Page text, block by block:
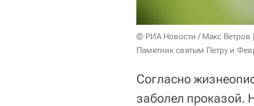
© РИА Новости / Макс Ветров
Памятник святым Петру и
Согласно
заболел проказой.